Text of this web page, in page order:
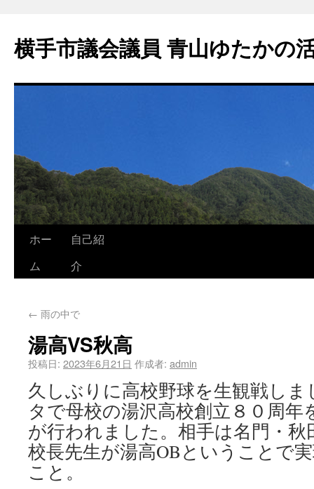
横手市議会議員 青山ゆたかの
ホー
ム
自己紹
介
← 雨の中で
湯高VS秋高
投稿日: 2023年6月21日 作成者: admin
久しぶりに高校野球を生観戦し
タで母校の湯沢高校創立８０周年
が行われました。相手は名門・
校長先生が湯高OBということで
こと。